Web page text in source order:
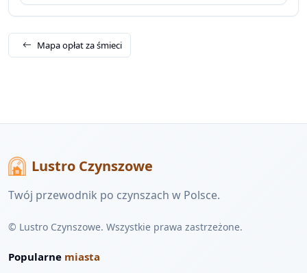
Mapa opłat za śmieci
Lustro Czynszowe
Twój przewodnik po czynszach w Polsce.
© Lustro Czynszowe. Wszystkie prawa zastrzeżone.
Popularne miasta